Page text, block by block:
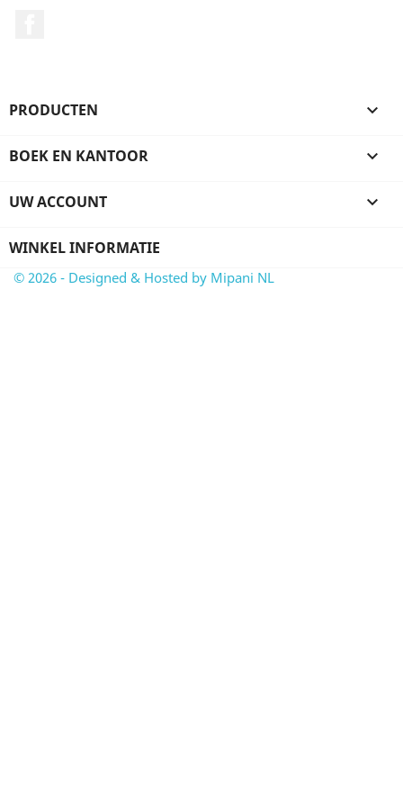
PRODUCTEN 
BOEK EN KANTOOR 
UW ACCOUNT 
WINKEL INFORMATIE
© 2026 - Designed & Hosted by Mipani NL